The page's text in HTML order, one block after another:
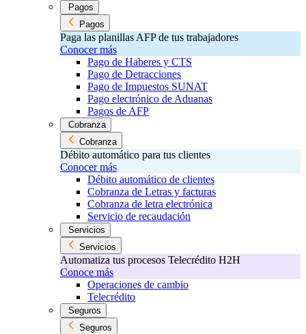
Pagos
Pagos
Paga las planillas AFP de tus trabajadores
Conocer más
Pago de Haberes y CTS
Pago de Detracciones
Pago de Impuestos SUNAT
Pago electrónico de Aduanas
Pagos de AFP
Cobranza
Cobranza
Débito automático para tus clientes
Conocer más
Débito automático de clientes
Cobranza de Letras y facturas
Cobranza de letra electrónica
Servicio de recaudación
Servicios
Servicios
Automatiza tus procesos Telecrédito H2H
Conoce más
Operaciones de cambio
Telecrédito
Seguros
Seguros